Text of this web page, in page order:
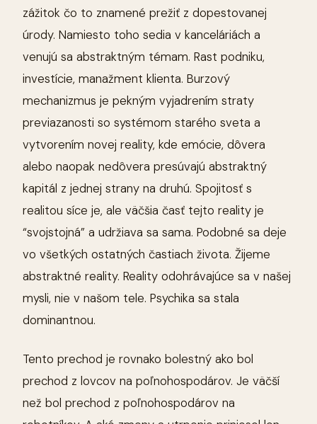
zážitok čo to znamené prežiť z dopestovanej
úrody. Namiesto toho sedia v kanceláriách a
venujú sa abstraktným témam. Rast podniku,
investície, manažment klienta. Burzový
mechanizmus je pekným vyjadrením straty
previazanosti so systémom starého sveta a
vytvorením novej reality, kde emócie, dôvera
alebo naopak nedôvera presúvajú abstraktný
kapitál z jednej strany na druhú. Spojitosť s
realitou síce je, ale väčšia časť tejto reality je
“svojstojná” a udržiava sa sama. Podobné sa deje
vo všetkých ostatných častiach života. Žijeme
abstraktné reality. Reality odohrávajúce sa v našej
mysli, nie v našom tele. Psychika sa stala
dominantnou.
Tento prechod je rovnako bolestný ako bol
prechod z lovcov na poľnohospodárov. Je väčší
než bol prechod z poľnohospodárov na